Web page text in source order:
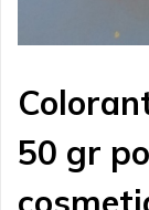
50 gr